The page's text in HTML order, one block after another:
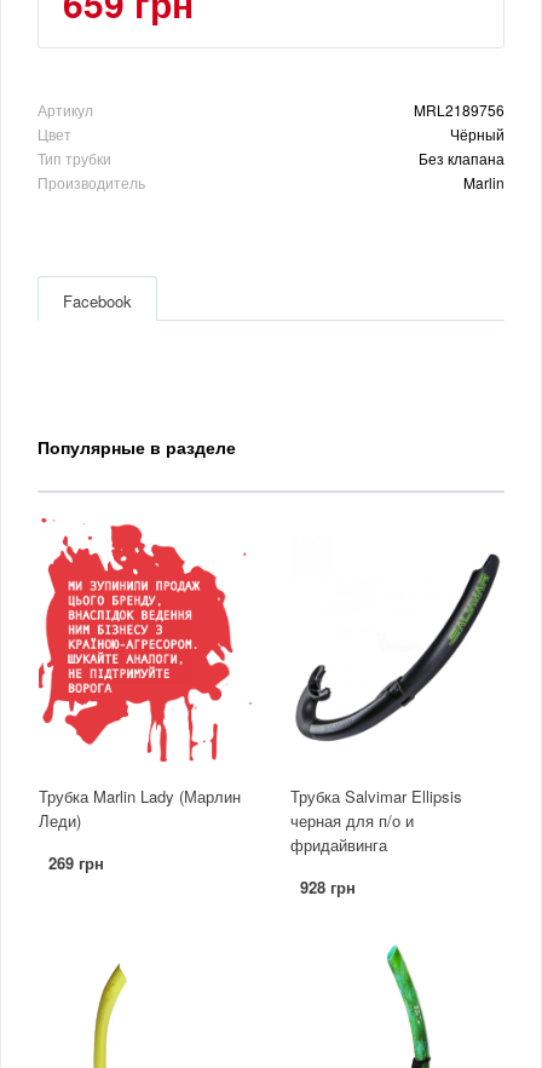
Артикул
MRL2189756
Цвет
Чёрный
Тип трубки
Без клапана
Производитель
Marlin
Facebook
Популярные в разделе
Трубка Marlin Lady (Марлин
Леди)
269 грн
Трубка Salvimar Ellipsis
черная для п/о и
фридайвинга
928 грн